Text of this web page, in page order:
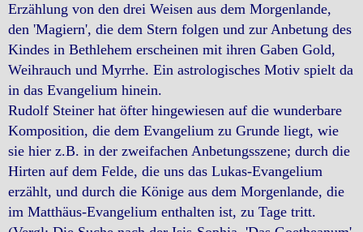
Erzählung von den drei Weisen aus dem Morgenlande,
den 'Magiern', die dem Stern folgen und zur Anbetung des
Kindes in Bethlehem erscheinen mit ihren Gaben Gold,
Weihrauch und Myrrhe. Ein astrologisches Motiv spielt da
in das Evangelium hinein.
Rudolf Steiner hat öfter hingewiesen auf die wunderbare
Komposition, die dem Evangelium zu Grunde liegt, wie
sie hier z.B. in der zweifachen Anbetungsszene; durch die
Hirten auf dem Felde, die uns das Lukas-Evangelium
erzählt, und durch die Könige aus dem Morgenlande, die
im Matthäus-Evangelium enthalten ist, zu Tage tritt.